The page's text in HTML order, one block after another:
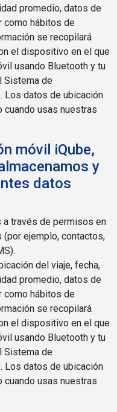
promedio, datos de
como hábitos de
se recopilará
el dispositivo en el que
usando Bluetooth y tu
Sistema de
Los datos de ubicación
cuando usas nuestras
móvil iQube,
y
datos
través de permisos en
ejemplo, contactos,
del viaje, fecha,
promedio, datos de
como hábitos de
se recopilará
el dispositivo en el que
usando Bluetooth y tu
Sistema de
Los datos de ubicación
cuando usas nuestras